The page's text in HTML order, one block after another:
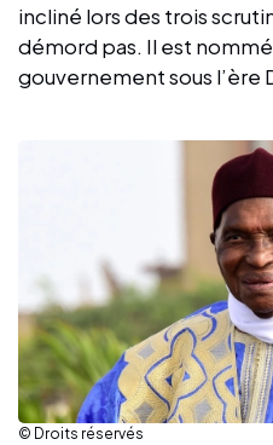
incliné lors des trois
démord pas. Il est
gouvernement sous l’ère
© Droits réservés